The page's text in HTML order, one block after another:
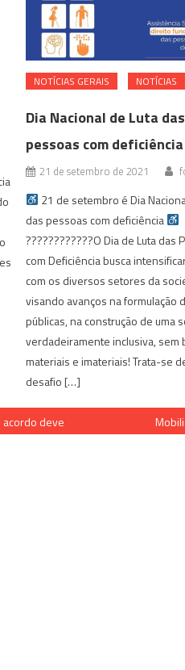
NOTÍ­CIAS GERAIS NOTÍCIAS
Dia Nacional de Luta das
pessoas com deficiência
21 de setembro de 2021
21 de setembro é Dia
das pessoas com deficiência
????????‍????O Dia de Luta das
com Deficiência busca
com os diversos setores da
visando avanços na formulação
públicas, na construção de uma
verdadeiramente inclusiva, sem
materiais e imateriais! Trata-se
desafio […]
acordo deve